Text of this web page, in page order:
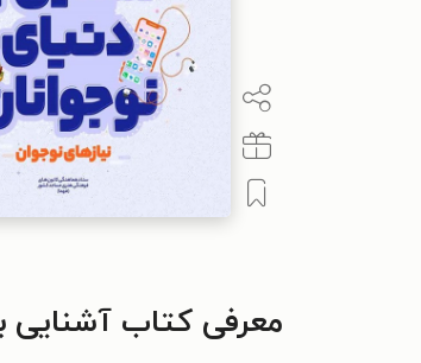
معرفی کتاب آشنایی